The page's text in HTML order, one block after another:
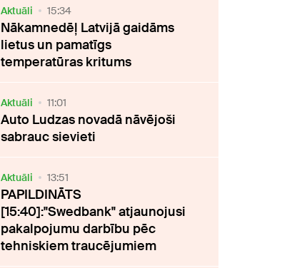
Aktuāli 15:34
Nākamnedēļ Latvijā gaidāms
lietus un pamatīgs
temperatūras kritums
Aktuāli 11:01
Auto Ludzas novadā nāvējoši
sabrauc sievieti
Aktuāli 13:51
PAPILDINĀTS
[15:40]:"Swedbank" atjaunojusi
pakalpojumu darbību pēc
tehniskiem traucējumiem